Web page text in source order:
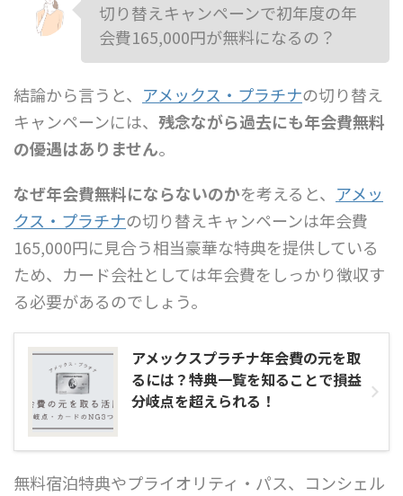
切り替えキャンペーンで初年度の年
会費165,000円が無料になるの？
結論から言うと、 アメックス・プラチナの切り替え
キャンペーンには、 残念ながら過去にも年会費無料
の優遇はありません。
なぜ年会費無料にならないのかを考えると、 アメッ
クス・プラチナの切り替えキャンペーンは年会費
165,000円に見合う相当豪華な特典を提供している
ため、カード会社としては年会費をしっかり徴収す
る必要があるのでしょう。
アメックスプラチナ年会費の元を取
るには？特典一覧を知ることで損益
分岐点を超えられる！
無料宿泊特典やプライオリティ・パス、コンシェル